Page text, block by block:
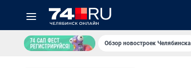
Обзор новостроек Челябинска